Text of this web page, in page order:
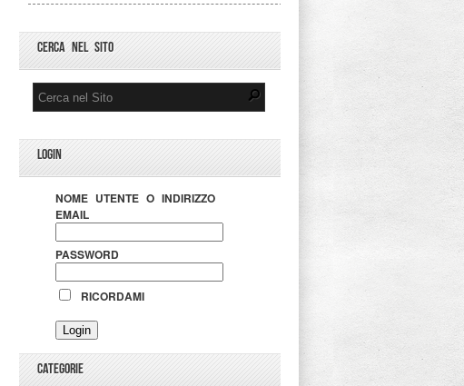
CERCA NEL SITO
LOGIN
NOME UTENTE O INDIRIZZO
EMAIL
PASSWORD
RICORDAMI
CATEGORIE